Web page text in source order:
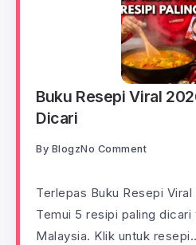
Buku Resepi Viral
Dicari
By BlogzNo Comment
Terlepas Buku Resepi
Temui 5 resipi paling dicari
Malaysia. Klik untuk